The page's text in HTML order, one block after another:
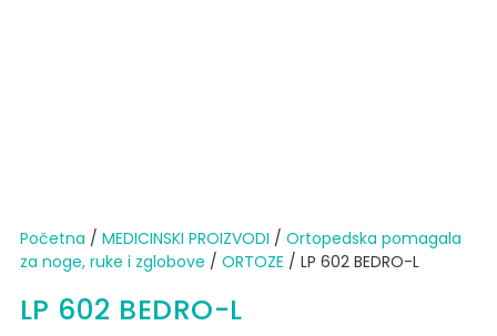
Početna / MEDICINSKI PROIZVODI / Ortopedska pomagala
za noge, ruke i zglobove / ORTOZE / LP 602 BEDRO-L
LP 602 BEDRO-L